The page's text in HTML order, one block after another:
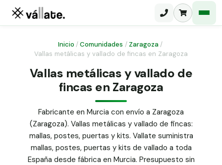
Malla ganadera
Malla simple torsión
Malla triple torsión
Panel malla H.
Puerta abatible dos hojas
Puerta acceso peatonal
Poste malla Hércules
Poste malla simple torsión
Alambre de espino galvanizado
Inicio /Comunidades / Zaragoza /
Vallas metálicas y vallado de fincas en Zaragoza
Vallas metálicas y vallado de
fincas en Zaragoza
Fabricante en Murcia con envío a Zaragoza
(Zaragoza). Vallas metálicas y vallado de fincas:
mallas, postes, puertas y kits. Vallate suministra
mallas, postes, puertas y kits de vallado a toda
España desde fábrica en Murcia. Presupuesto sin